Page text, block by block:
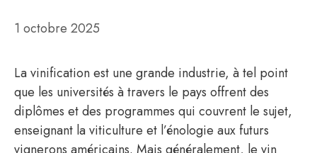
1 octobre 2025
La vinification est une grande industrie, à tel point
que les universités à travers le pays offrent des
diplômes et des programmes qui couvrent le sujet,
enseignant la viticulture et l’énologie aux futurs